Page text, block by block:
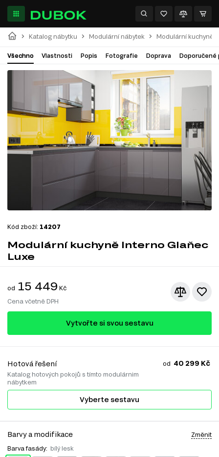
Katalog nábytku Modulární nábytek Modulární kuchyně
Všechno Vlastnosti Popis Fotografie Doprava Doporučené
Kód zboží: 14207
Modulární kuchyně Interno Glaňec
Luxe
od 15 449 Kč
Cena včetně DPH
Vytvořte si svou sestavu
Hotová řešení
Katalog hotových pokojů s tímto modulárnim
nábytkem
od 40 299 Kč
Vyberte sestavu
Barvy a modifikace Změnit
Barva fasády: bílý lesk